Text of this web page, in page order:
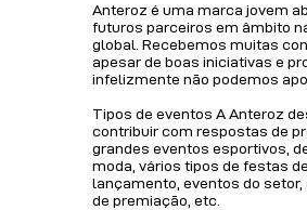
Anteroz é uma marca jovem
futuros parceiros em âmbito
global. Recebemos muitas
apesar de boas iniciativas e
infelizmente não podemos
Tipos de eventos A Anteroz
contribuir com respostas de
grandes eventos esportivos,
moda, vários tipos de festas de
lançamento, eventos do
de premiação, etc.